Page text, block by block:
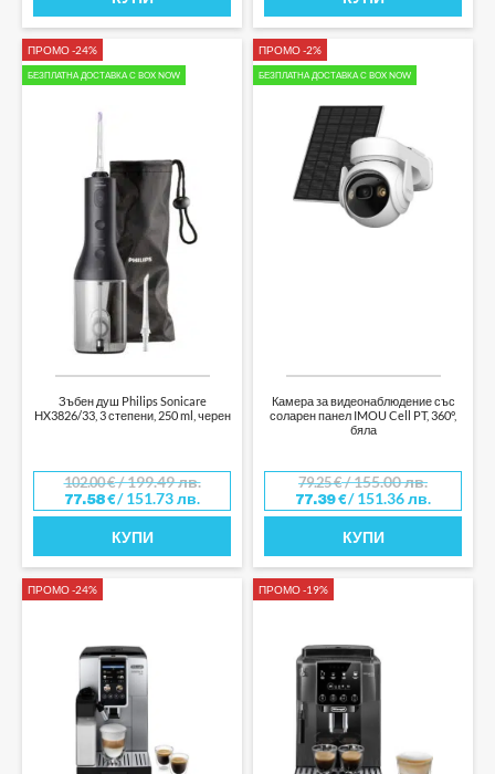
ПРОМО -24%
БЕЗПЛАТНА ДОСТАВКА С BOX NOW
Зъбен душ Philips Sonicare
HX3826/33, 3 степени, 250 ml, черен
102.00€/ 199.49 лв.
77.58€/ 151.73 лв.
КУПИ
ПРОМО -2%
БЕЗПЛАТНА ДОСТАВКА С BOX NOW
Камера за видеонаблюдение със
соларен панел IMOU Cell PT, 360°,
бяла
79.25€/ 155.00 лв.
77.39€/ 151.36 лв.
КУПИ
ПРОМО -24% ПРОМО -19%